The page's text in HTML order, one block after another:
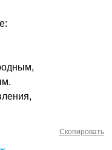
Скопировать